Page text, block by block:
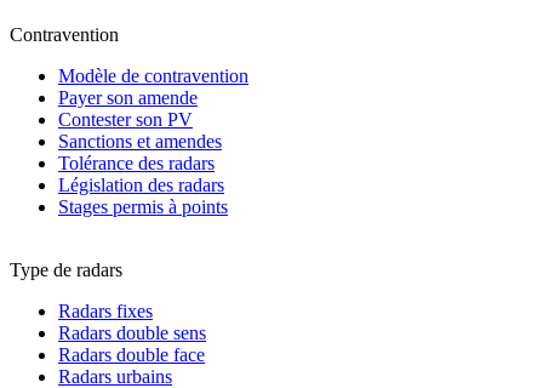
Contravention
Modèle de contravention
Payer son amende
Contester son PV
Sanctions et amendes
Tolérance des radars
Législation des radars
Stages permis à points
Type de radars
Radars fixes
Radars double sens
Radars double face
Radars urbains